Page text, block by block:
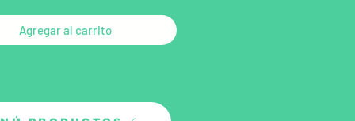
Agregar al carrito